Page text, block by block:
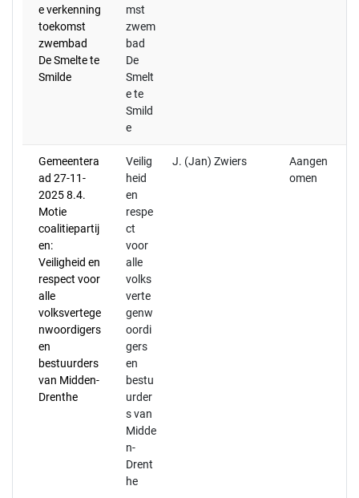
e verkenning
toekomst
zwembad
De Smelte te
Smilde
mst
zwem
bad
De
Smelt
e te
Smild
e
Gemeentera
ad 27-11-
2025 8.4.
Motie
coalitiepartij
en:
Veiligheid en
respect voor
alle
volksvertege
nwoordigers
en
bestuurders
van Midden-
Drenthe
Veilig
heid
en
respe
ct
voor
alle
volks
verte
genw
oordi
gers
en
bestu
urder
s van
Midde
n-
Drent
he
J. (Jan) Zwiers
Aangen
omen